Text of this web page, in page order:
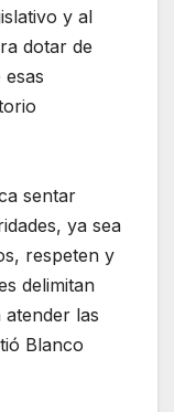
y al
dotar de
sentar
ya sea
respeten y
delimitan
las
Blanco